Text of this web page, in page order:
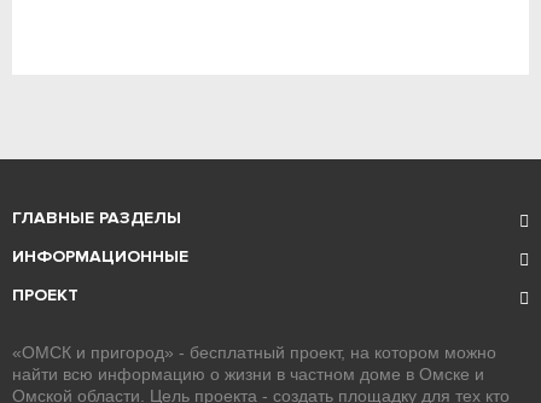
ГЛАВНЫЕ РАЗДЕЛЫ
ИНФОРМАЦИОННЫЕ
ПРОЕКТ
«ОМСК и пригород» - бесплатный проект, на котором можно
найти всю информацию о жизни в частном доме в Омске и
Омской области. Цель проекта - создать площадку для тех кто